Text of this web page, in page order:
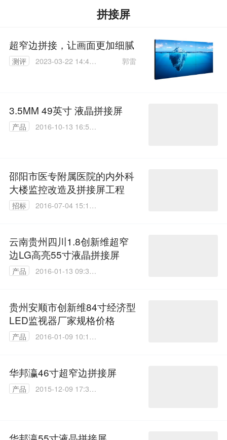
拼接屏
超窄边拼接，让画面更加细腻
测评
2023-03-22 14:49:
郭雷
3.5MM 49英寸 液晶拼接屏
产品
2016-10-13 16:54:
邵阳市医专附属医院的内外科
大楼监控改造及拼接屏工程
招标
2016-07-04 15:14:
云南贵州四川1.8创新维超窄
边LG高亮55寸液晶拼接屏
产品
2016-01-13 09:37:
贵州安顺市创新维84寸经济型
LED监视器厂家规格价格
产品
2016-01-09 10:17:
华邦瀛46寸超窄边拼接屏
产品
2015-12-09 17:30: